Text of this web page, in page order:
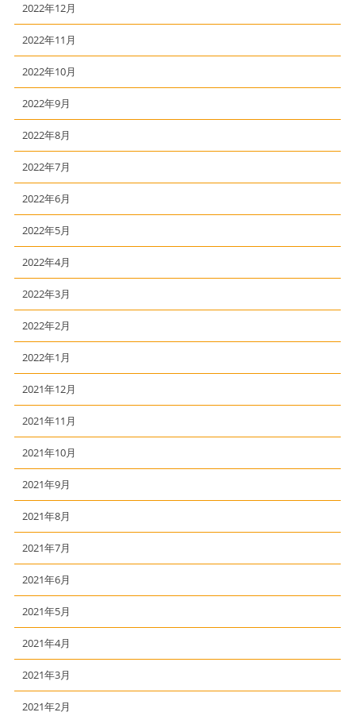
2022年12月
2022年11月
2022年10月
2022年9月
2022年8月
2022年7月
2022年6月
2022年5月
2022年4月
2022年3月
2022年2月
2022年1月
2021年12月
2021年11月
2021年10月
2021年9月
2021年8月
2021年7月
2021年6月
2021年5月
2021年4月
2021年3月
2021年2月